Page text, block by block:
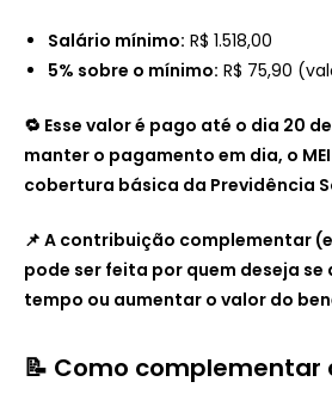
Salário mínimo: R$ 1.518,00
5% sobre o mínimo: R$ 75,90
🔁 Esse valor é pago até o dia 20
manter o pagamento em dia, o
cobertura básica da Previdência
📌 A contribuição complementar
pode ser feita por quem deseja
tempo ou aumentar o valor do
📝 Como